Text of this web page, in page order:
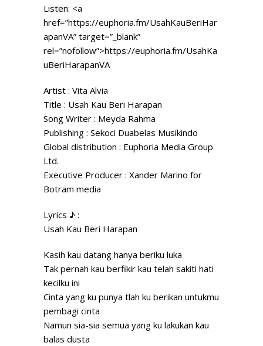
Listen: <a
href=”https://euphoria.fm/UsahKauBeriHar
apanVA” target=”_blank”
rel=”nofollow”>https://euphoria.fm/UsahKa
uBeriHarapanVA
Artist : Vita Alvia
Title : Usah Kau Beri Harapan
Song Writer : Meyda Rahma
Publishing : Sekoci Duabelas Musikindo
Global distribution : Euphoria Media Group
Ltd.
Executive Producer : Xander Marino for
Botram media
Lyrics ♪ :
Usah Kau Beri Harapan
Kasih kau datang hanya beriku luka
Tak pernah kau berfikir kau telah sakiti hati
kecilku ini
Cinta yang ku punya tlah ku berikan untukmu
pembagi cinta
Namun sia-sia semua yang ku lakukan kau
balas dusta